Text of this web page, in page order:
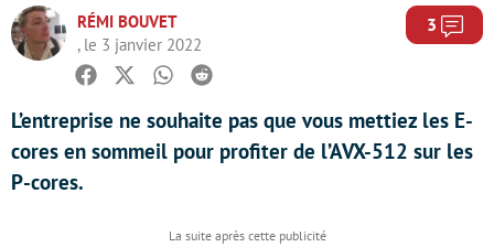
RÉMI BOUVET
, le 3 janvier 2022
3
Facebook
TwitterWhatsapp
Reddit
L’entreprise ne souhaite pas que vous mettiez les E-
cores en sommeil pour profiter de l’AVX-512 sur les
P-cores.